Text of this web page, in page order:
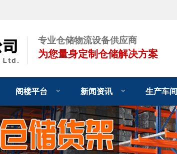
专业仓储物流设备供应商
为您量身定制仓储解决方案
阁楼平台 新闻资讯 生产车间